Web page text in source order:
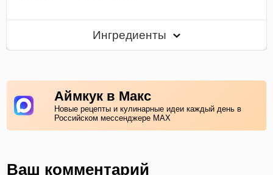
Ингредиенты
Аймкук в Макс
Новые рецепты и кулинарные идеи каждый день в
Российском мессенджере MAX
Ваш комментарий